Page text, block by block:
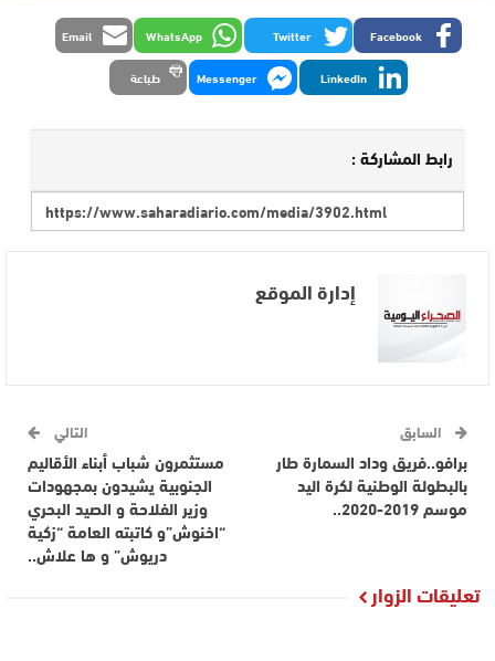
Facebook
Twitter
WhatsApp
Email
LinkedIn
Messenger طباعة
رابط المشاركة :
إدارة الموقع
السابق
برافو..فريق وداد السمارة طار
بالبطولة الوطنية لكرة اليد
موسم 2019-2020..
التالي
مستثمرون شباب أبناء الأقاليم
الجنوبية يشيدون بمجهودات
وزير الفلاحة و الصيد البحري
“اخنوش”و كاتبته العامة “زكية
دريوش” و ها علاش..
تعليقات الزوار